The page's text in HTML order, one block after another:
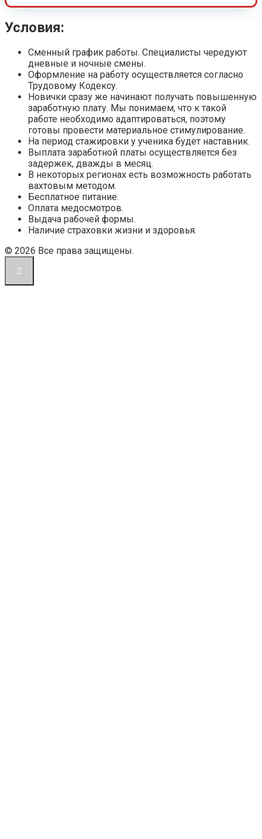
Условия:
Сменный график работы. Специалисты чередуют
дневные и ночные смены.
Оформление на работу осуществляется согласно
Трудовому Кодексу.
Новички сразу же начинают получать повышенную
заработную плату. Мы понимаем, что к такой
работе необходимо адаптироваться, поэтому
готовы провести материальное стимулирование.
На период стажировки у ученика будет наставник.
Выплата заработной платы осуществляется без
задержек, дважды в месяц.
В некоторых регионах есть возможность работать
вахтовым методом.
Бесплатное питание.
Оплата медосмотров.
Выдача рабочей формы.
Наличие страховки жизни и здоровья.
© 2026 Все права защищены.